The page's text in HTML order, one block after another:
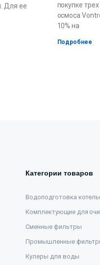
Для ее
покупке
осмоса
10% на
Подробнее
Категории товаров
Водоподготовка
Комплектующие для
Сменные фильтры
Промышленные
Кулеры для воды